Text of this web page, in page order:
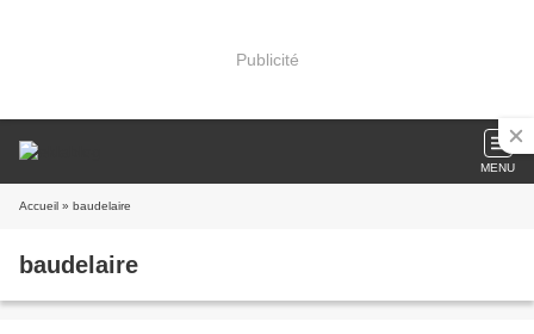
Publicité
MENU
Accueil » baudelaire
baudelaire